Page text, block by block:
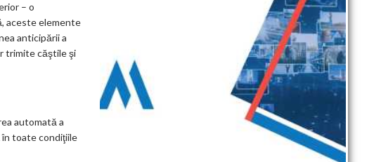
– o
aceste elemente
anticipării a
trimite căştile şi
automată a
toate condiţiile